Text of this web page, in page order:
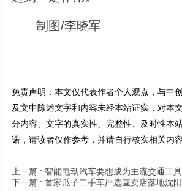
制图/李晓军
免责声明：本文仅代表作者个人观点，与中
及文中陈述文字和内容未经本站证实，对本
分内容、文字的真实性、完整性、及时性本
诺，请读者仅作参考，并请自行核实相关内容
上一篇 : 智能电动汽车要想成为主流交通工
下一篇 : 首家瓜子二手车严选直卖店落地沈